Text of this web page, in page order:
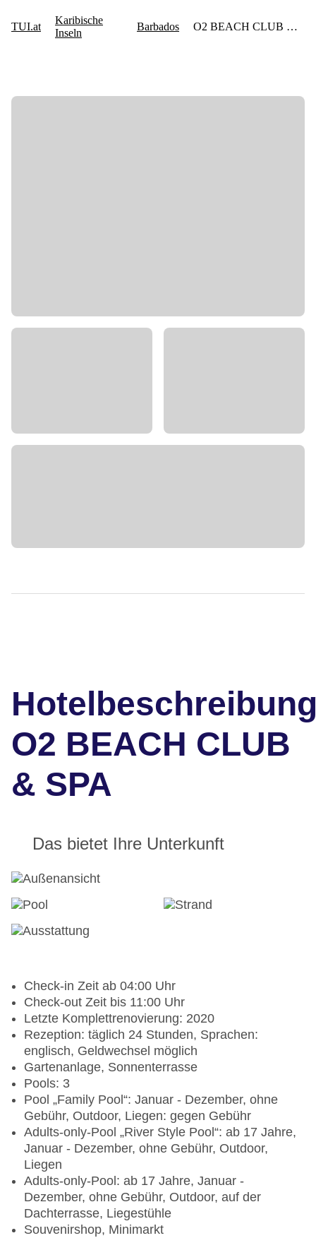
O2 BEACH CLUB
& SPA
Das bietet Ihre Unterkunft
Check-in Zeit ab 04:00 Uhr
Check-out Zeit bis 11:00 Uhr
Letzte Komplettrenovierung: 2020
Rezeption: täglich 24 Stunden, Sprachen:
englisch, Geldwechsel möglich
Gartenanlage, Sonnenterrasse
Pools: 3
Pool „Family Pool“: Januar - Dezember, ohne
Gebühr, Outdoor, Liegen: gegen Gebühr
Adults-only-Pool „River Style Pool“: ab 17 Jahre,
Januar - Dezember, ohne Gebühr, Outdoor,
Liegen
Adults-only-Pool: ab 17 Jahre, Januar -
Dezember, ohne Gebühr, Outdoor, auf der
Dachterrasse, Liegestühle
Souvenirshop, Minimarkt